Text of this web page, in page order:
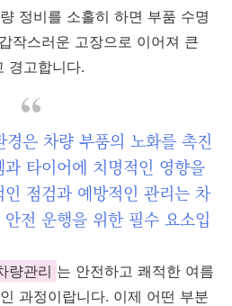
정비를 소홀히 하면 부품 수명
작스러운 고장으로 이어져 큰
경고합니다.
은 차량 부품의 노화를 촉진
타이어에 치명적인 영향을
점검과 예방적인 관리는 차
전 운행을 위한 필수 요소입
량관리 는 안전하고 쾌적한 여름
과정이랍니다. 이제 어떤 부분